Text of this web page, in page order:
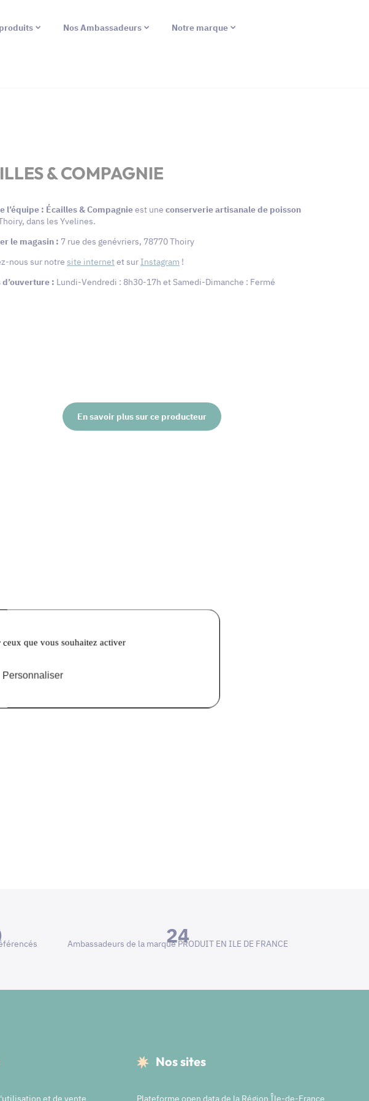
Nos Ambassadeurs Notre marque
& COMPAGNIE
l’équipe : Écailles & Compagnieest une conserverie artisanale de poisson
dans les Yvelines.
le magasin : 7 rue des genévriers, 78770 Thoiry
nous sur notre site internetet sur Instagram !
: Lundi-Vendredi : 8h30-17h et Samedi-Dimanche : Fermé
En savoir plus sur ce producteur
24
Ambassadeurs de la marque PRODUIT EN ILE DE FRANCE
et de vente
Nos sites
Plateforme open data de la Région Île-de-France
que vous souhaitez activer
Personnaliser